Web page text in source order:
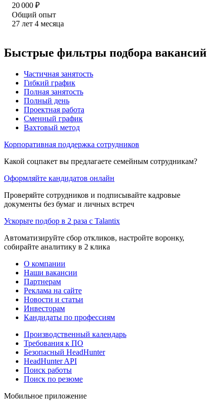
20 000 ₽
Общий опыт
27 лет 4 месяца
Быстрые фильтры подбора вакансий
Частичная занятость
Гибкий график
Полная занятость
Полный день
Проектная работа
Сменный график
Вахтовый метод
Корпоративная поддержка сотрудников
Какой соцпакет вы предлагаете семейным сотрудникам?
Оформляйте кандидатов онлайн
Проверяйте сотрудников и подписывайте кадровые
документы без бумаг и личных встреч
Ускорьте подбор в 2 раза с Talantix
Автоматизируйте сбор откликов, настройте воронку,
собирайте аналитику в 2 клика
О компании
Наши вакансии
Партнерам
Реклама на сайте
Новости и статьи
Инвесторам
Кандидаты по профессиям
Производственный календарь
Требования к ПО
Безопасный HeadHunter
HeadHunter API
Поиск работы
Поиск по резюме
Мобильное приложение